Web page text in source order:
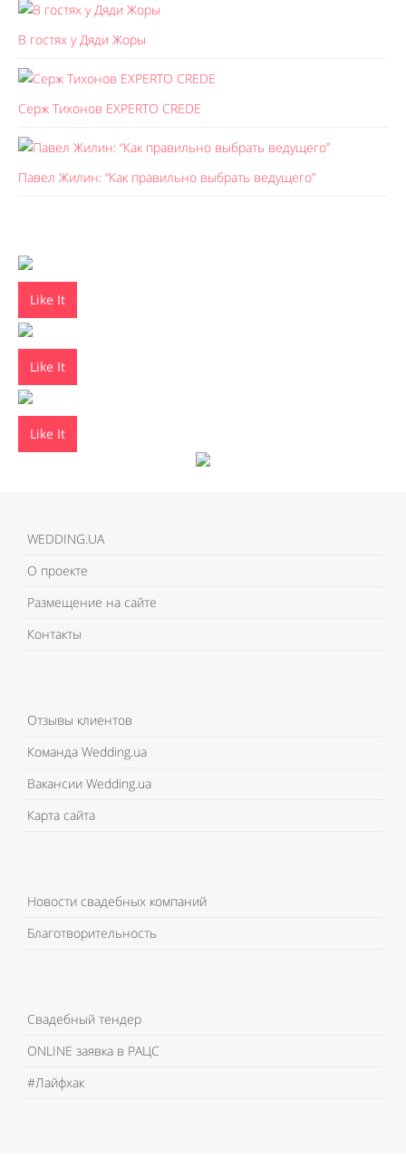
В гостях у Дяди Жоры
Серж Тихонов EXPERTO CREDE
Павел Жилин: “Как правильно выбрать ведущего”
Like It
Like It
Like It
WEDDING.UA
О проекте
Размещение на сайте
Контакты
Отзывы клиентов
Команда Wedding.ua
Вакансии Wedding.ua
Карта сайта
Новости свадебных компаний
Благотворительность
Свадебный тендер
ONLINE заявка в РАЦС
#Лайфхак